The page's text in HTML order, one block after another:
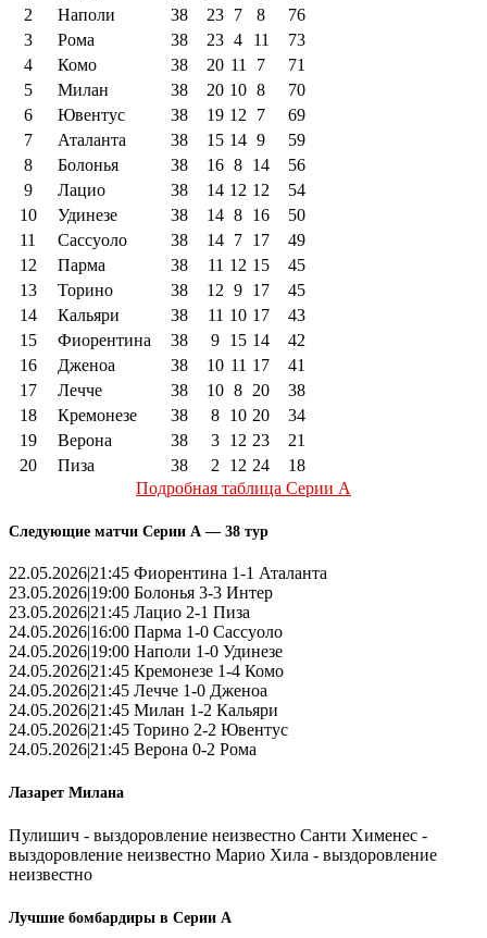
2
Наполи 38 23 7 8
76
3
Рома 38 23 4 11
73
4
Комо 38 20 11 7
71
5
Милан 38 20 10 8
70
6
Ювентус 38 19 12 7
69
7
Аталанта 38 15 14 9
59
8
Болонья 38 16 8 14
56
9
Лацио 38 14 12 12
54
10
Удинезе 38 14 8 16
50
11
Сассуоло 38 14 7 17
49
12
Парма 38 11 12 15
45
13
Торино 38 12 9 17
45
14
Кальяри 38 11 10 17
43
15
Фиорентина 38 9 15 14
42
16
Дженоа 38 10 11 17
41
17
Лечче 38 10 8 20
38
18
Кремонезе 38 8 10 20
34
19
Верона 38 3 12 23
21
20
Пиза 38 2 12 24
18
Подробная таблица Серии А
Следующие матчи Серии А — 38 тур
22.05.2026|21:45 Фиорентина 1-1 Аталанта
23.05.2026|19:00 Болонья 3-3 Интер
23.05.2026|21:45 Лацио 2-1 Пиза
24.05.2026|16:00 Парма 1-0 Сассуоло
24.05.2026|19:00 Наполи 1-0 Удинезе
24.05.2026|21:45 Кремонезе 1-4 Комо
24.05.2026|21:45 Лечче 1-0 Дженоа
24.05.2026|21:45 Милан 1-2 Кальяри
24.05.2026|21:45 Торино 2-2 Ювентус
24.05.2026|21:45 Верона 0-2 Рома
Лазарет Милана
Пулишич - выздоровление неизвестно Санти Хименес -
выздоровление неизвестно Марио Хила - выздоровление
неизвестно
Лучшие бомбардиры в Серии А